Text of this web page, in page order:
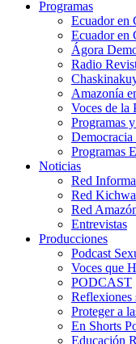
Programas
Ecuador en
Ecuador en
Ágora
Radio
Amazonía
Voces de la
Programas
Democracia
Programas
Noticias
Red
Red Kichwa
Red
Entrevistas
Producciones
Podcast
Voces que
PODCAST
Reflexiones
Proteger a
En Shorts
Educación